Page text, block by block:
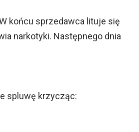
końcu sprzedawca lituje się
narkotyki. Następnego dnia
spluwę krzycząc: